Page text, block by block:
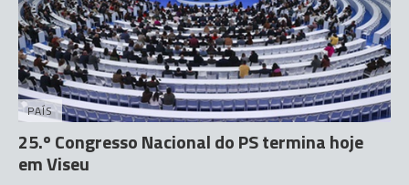
PAÍS
25.º Congresso Nacional do PS termina hoje
em Viseu